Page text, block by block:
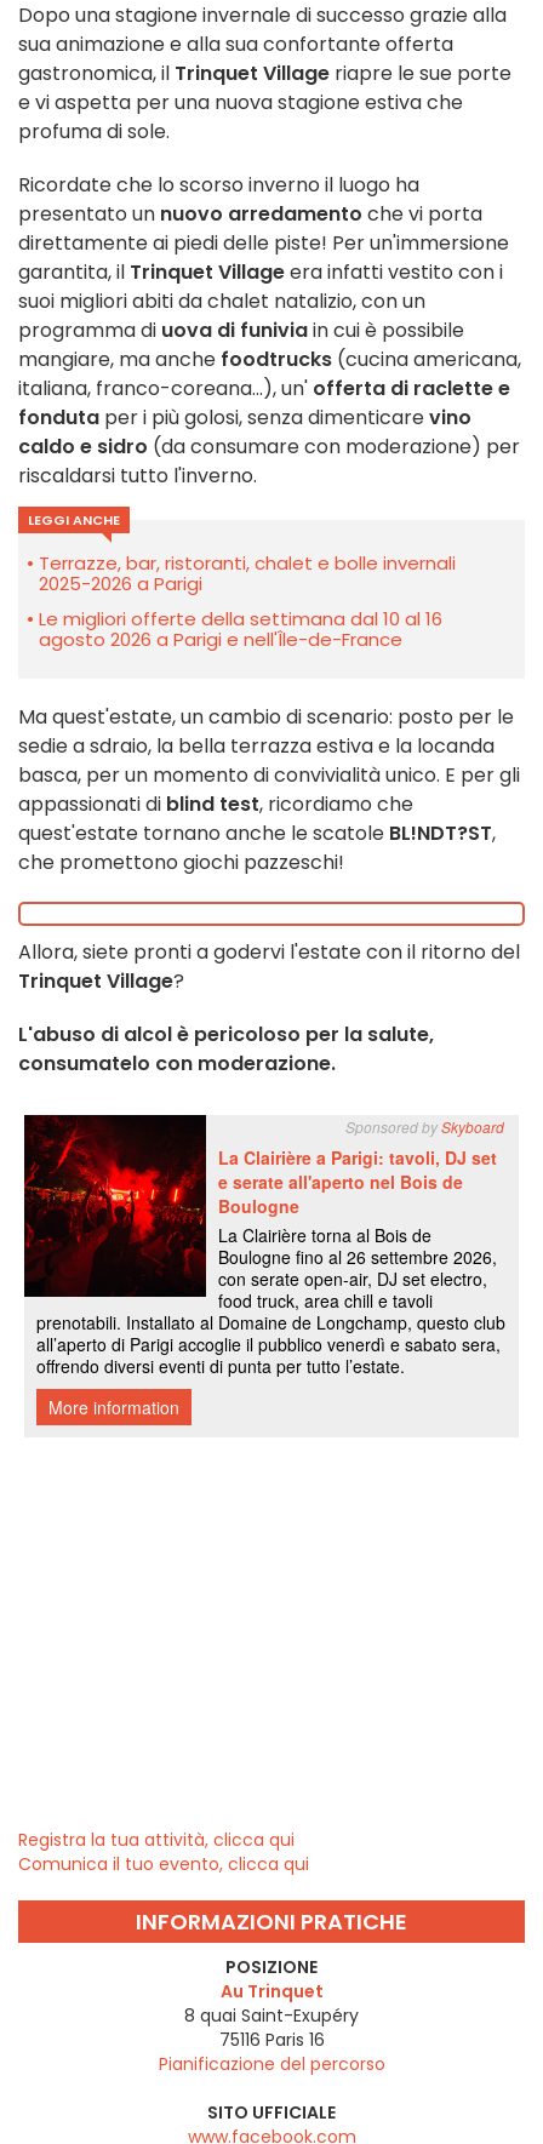
Dopo una stagione invernale di successo grazie alla
sua animazione e alla sua confortante offerta
gastronomica, il Trinquet Village riapre le sue porte
e vi aspetta per una nuova stagione estiva che
profuma di sole.
Ricordate che lo scorso inverno il luogo ha
presentato un nuovo arredamento che vi porta
direttamente ai piedi delle piste! Per un'immersione
garantita, il Trinquet Villageera infatti vestito con i
suoi migliori abiti da chalet natalizio, con un
programma di uova di funiviain cui è possibile
mangiare, ma anche foodtrucks (cucina americana,
italiana, franco-coreana...), un' offerta di raclette e
fonduta per i più golosi, senza dimenticarevino
caldo e sidro (da consumare con moderazione) per
riscaldarsi tutto l'inverno.
LEGGI ANCHE
Terrazze, bar, ristoranti, chalet e bolle invernali
2025-2026 a Parigi
Le migliori offerte della settimana dal 10 al 16
agosto 2026 a Parigi e nell'Île-de-France
Ma quest'estate, un cambio di scenario: posto per le
sedie a sdraio, la bella terrazza estiva e la locanda
basca, per un momento di convivialità unico. E per gli
appassionati di blind test, ricordiamo che
quest'estate tornano anche le scatole BL!NDT?ST,
che promettono giochi pazzeschi!
Allora, siete pronti a godervi l'estate con il ritorno del
Trinquet Village?
L'abuso di alcol è pericoloso per la salute,
consumatelo con moderazione.
Registra la tua attività, clicca qui
Comunica il tuo evento, clicca qui
INFORMAZIONI PRATICHE
POSIZIONE
Au Trinquet
8 quai Saint-Exupéry
75116 Paris 16
Pianificazione del percorso
SITO UFFICIALE
www.facebook.com